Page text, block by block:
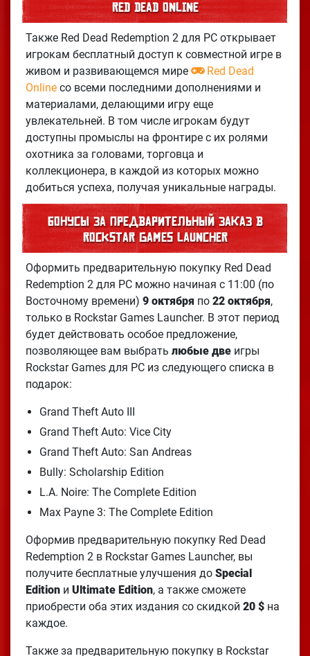
Red Dead Online
Также Red Dead Redemption 2 для PC открывает
игрокам бесплатный доступ к совместной игре в
живом и развивающемся мире
Red Dead
Onlineсо всеми последними дополнениями и
материалами, делающими игру еще
увлекательней. В том числе игрокам будут
доступны промыслы на фронтире с их ролями
охотника за головами, торговца и
коллекционера, в каждой из которых можно
добиться успеха, получая уникальные награды.
Бонусы за предварительный заказ в
Rockstar Games Launcher
Оформить предварительную покупку Red Dead
Redemption 2 для PC можно начиная с 11:00 (по
Восточному времени) 9 октября по 22 октября,
только в Rockstar Games Launcher. В этот период
будет действовать особое предложение,
позволяющее вам выбрать любые двеигры
Rockstar Games для PC из следующего списка в
подарок:
Grand Theft Auto III
Grand Theft Auto: Vice City
Grand Theft Auto: San Andreas
Bully: Scholarship Edition
L.A. Noire: The Complete Edition
Max Payne 3: The Complete Edition
Оформив предварительную покупку Red Dead
Redemption 2 в Rockstar Games Launcher, вы
получите бесплатные улучшения до Special
Editionи Ultimate Edition, а также сможете
приобрести оба этих издания со скидкой 20 $на
каждое.
Также за предварительную покупку в Rockstar